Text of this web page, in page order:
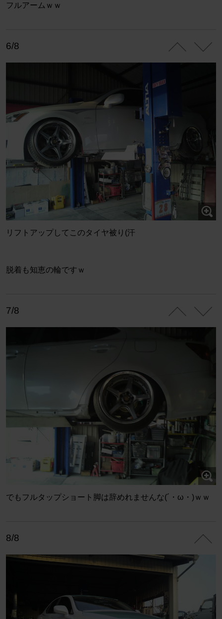
フルアームｗｗ
6/8
リフトアップしてこのタイヤ被り(汗
脱着も知恵の輪ですｗ
7/8
でもフルタップショート脚は辞めれませんな(´・ω・)ｗｗ
8/8